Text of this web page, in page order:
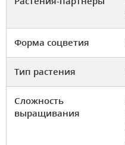
Форма соцветия
Тип растения
Сложность
выращивания